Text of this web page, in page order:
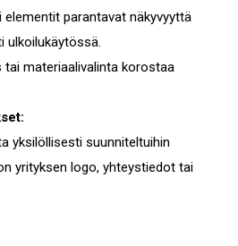
parantavat näkyvyyttä
ulkoilukäytössä.
tai materiaalivalinta korostaa
yksilöllisesti suunniteltuihin
yrityksen logo, yhteystiedot tai